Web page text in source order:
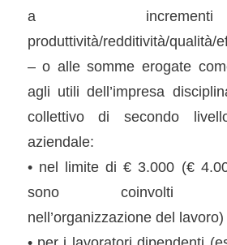
a
produttività/redditività/qualità/
– o alle somme erogate
agli utili dell’impresa
collettivo di secondo
aziendale:
• nel limite di € 3.000 (€
sono coinvolti
nell’organizzazione del lavoro)